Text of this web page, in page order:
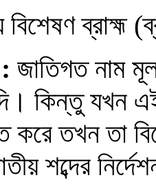
ব্রাহ্ম
: জাতিগত নাম
। কিন্তু যখন
করে তখন তা
শব্দের